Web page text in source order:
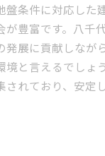
盤条件に対応した
が豊富です。八千
発展に貢献しなが
境と言えるでしょ
されており、安定